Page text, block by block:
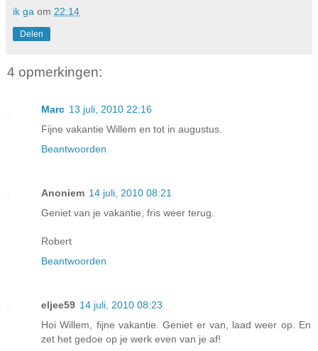
ik ga om 22:14
Delen
4 opmerkingen:
Marc 13 juli, 2010 22:16
Fijne vakantie Willem en tot in augustus.
Beantwoorden
Anoniem 14 juli, 2010 08:21
Geniet van je vakantie, fris weer terug.
Robert
Beantwoorden
eljee59 14 juli, 2010 08:23
Hoi Willem, fijne vakantie. Geniet er van, laad weer op. En
zet het gedoe op je werk even van je af!